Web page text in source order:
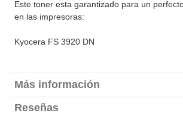
Este toner esta garantizado para un
en las impresoras:
Kyocera FS 3920 DN
Más información
Reseñas